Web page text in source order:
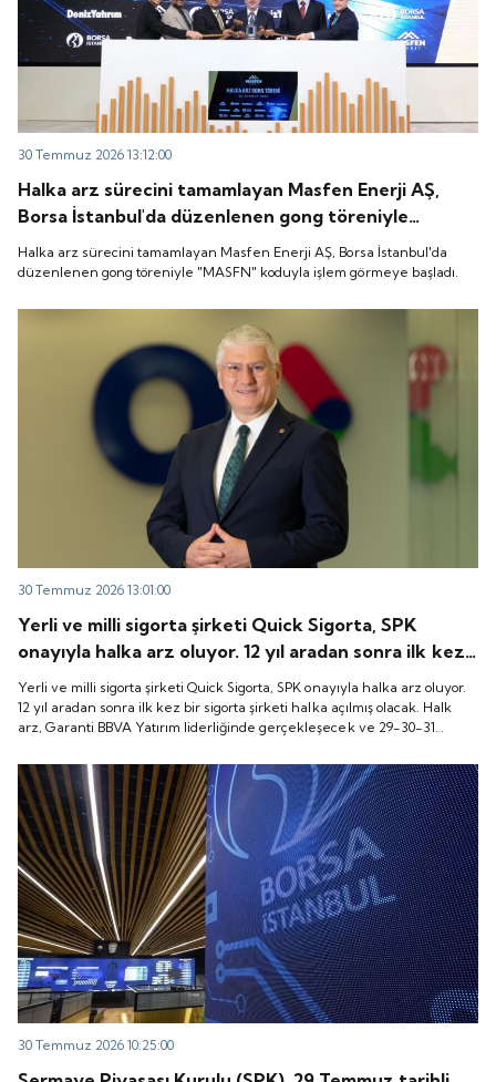
30 Temmuz 2026 13:12:00
Halka arz sürecini tamamlayan Masfen Enerji AŞ,
Borsa İstanbul'da düzenlenen gong töreniyle
"MASFN" koduyla işlem görmeye başladı.
Halka arz sürecini tamamlayan Masfen Enerji AŞ, Borsa İstanbul'da
düzenlenen gong töreniyle "MASFN" koduyla işlem görmeye başladı.
30 Temmuz 2026 13:01:00
Yerli ve milli sigorta şirketi Quick Sigorta, SPK
onayıyla halka arz oluyor. 12 yıl aradan sonra ilk kez
bir sigorta şirketi halka açılmış olacak. Halk arz,
Garanti BBVA Yatırım liderliğinde gerçekleşecek ve
29-30-31 Temmuz 2026 tarihlerinde talep
ile Quick Sigorta işlem görmeye başlayacak.
Yerli ve milli sigorta şirketi Quick Sigorta, SPK onayıyla halka arz oluyor.
12 yıl aradan sonra ilk kez bir sigorta şirketi halka açılmış olacak. Halk
arz, Garanti BBVA Yatırım liderliğinde gerçekleşecek ve 29-30-31
“Gong Töreni” ile Quick Sigorta işlem görmeye başlayacak.
30 Temmuz 2026 10:25:00